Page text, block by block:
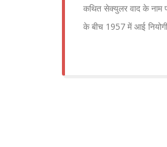
कथित सेक्युलर वाद के नाम
के बीच 1957 में आई